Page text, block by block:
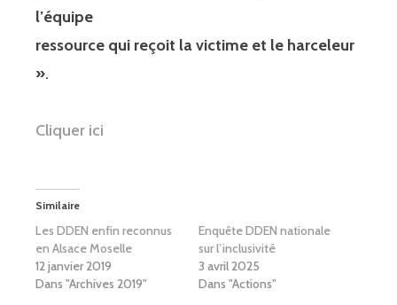
l’équipe
ressource qui reçoit la victime et le harceleur
».
Cliquer ici
Similaire
Les DDEN enfin reconnus
en Alsace Moselle
12 janvier 2019
Dans "Archives 2019"
Enquête DDEN nationale
sur l’inclusivité
3 avril 2025
Dans "Actions"